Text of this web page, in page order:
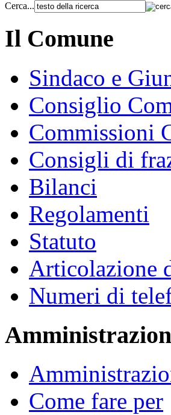
Cerca...
Il Comune
Sindaco e
Consiglio
Commissioni
Consigli di
Bilanci
Regolamenti
Statuto
Articolazione
Numeri di
Come fare per